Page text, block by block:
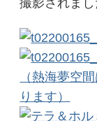
撮影されまし
（熱海夢空
ります）